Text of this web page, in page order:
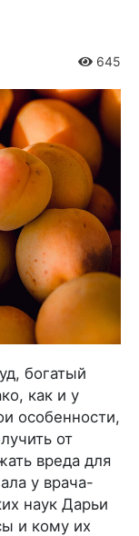
645
богатый
как и у
особенности,
от
вреда для
у врача-
наук Дарьи
и кому их